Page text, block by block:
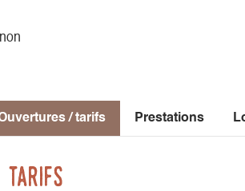
et 1 pataugeoire, pouvant accueillir tout
/ tarifs Prestations
tarifs